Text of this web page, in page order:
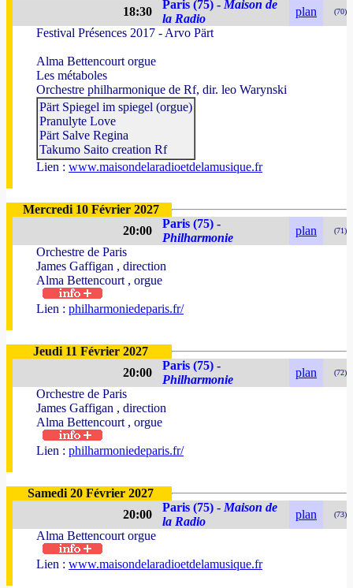
18:30
Paris (75) - Maison de
la Radio
plan (70)
Festival Présences 2017 - Arvo Pärt
Alma Bettencourt orgue
Les métaboles
Orchestre philharmonique de Rf, dir. leo Warynski
Pärt Spiegel im spiegel (orgue)
Pranulyte Love
Pärt Salve Regina
Takumo Saito creation Rf
Lien : www.maisondelaradioetdelamusique.fr
Mercredi 10 Février 2027
20:00
Paris (75) -
Philharmonie
plan (71)
Orchestre de Paris
James Gaffigan , direction
Alma Bettencourt , orgue
Lien : philharmoniedeparis.fr/
Jeudi 11 Février 2027
20:00
Paris (75) -
Philharmonie
plan (72)
Orchestre de Paris
James Gaffigan , direction
Alma Bettencourt , orgue
Lien : philharmoniedeparis.fr/
Samedi 20 Février 2027
20:00
Paris (75) - Maison de
la Radio
plan (73)
Alma Bettencourt orgue
Lien : www.maisondelaradioetdelamusique.fr